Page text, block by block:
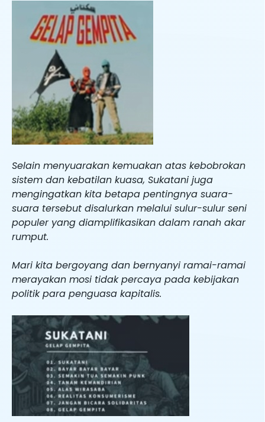
Selain menyuarakan kemuakan atas kebobrokan
sistem dan kebatilan kuasa, Sukatani juga
mengingatkan kita betapa pentingnya suara-
suara tersebut disalurkan melalui sulur-sulur seni
populer yang diamplifikasikan dalam ranah akar
rumput.
Mari kita bergoyang dan bernyanyi ramai-ramai
merayakan mosi tidak percaya pada kebijakan
politik para penguasa kapitalis.